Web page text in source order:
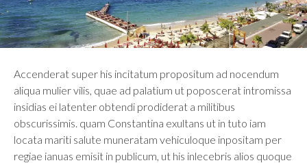
Accenderat super his incitatum propositum ad nocendum
aliqua mulier vilis, quae ad palatium ut poposcerat intromissa
insidias ei latenter obtendi prodiderat a militibus
obscurissimis. quam Constantina exultans ut in tuto iam
locata mariti salute muneratam vehiculoque inpositam per
regiae ianuas emisit in publicum, ut his inlecebris alios quoque